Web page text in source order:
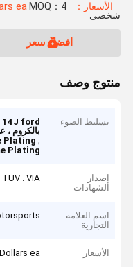
الأسعار：Starting at $242 US Dollars ea
شخصى
افضل سعر
منتوج وصف
تسليط الضوء
بالكروم ،
,
Plating
Plating
إصدار
الشهادات
. VIA
اسم العلامة
التجارية
الأسعار ea